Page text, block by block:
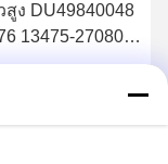
สูง DU49840048
13475-27080
อ 49X84X48mm